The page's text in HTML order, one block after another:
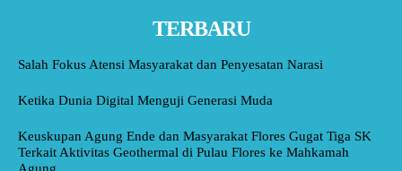
TERBARU
Salah Fokus Atensi Masyarakat dan Penyesatan Narasi
Ketika Dunia Digital Menguji Generasi Muda
Keuskupan Agung Ende dan Masyarakat Flores Gugat Tiga SK
Terkait Aktivitas Geothermal di Pulau Flores ke Mahkamah